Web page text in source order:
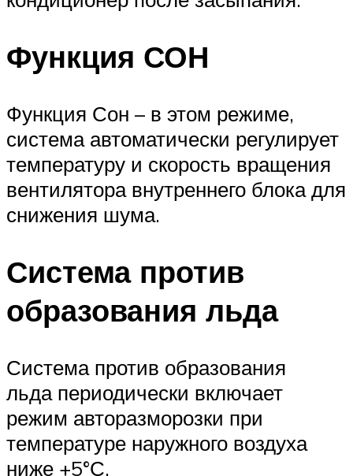
Функция СОН
Функция Сон – в этом режиме,
система автоматически регулирует
температуру и скорость вращения
вентилятора внутреннего блока для
снижения шума.
Система против
образования льда
Система против образования
льда периодически включает
режим авторазморозки при
температуре наружного воздуха
ниже +5°С.